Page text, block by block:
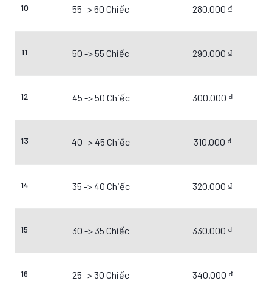
10 55 -> 60 Chiếc 280.000 ₫
11 50 -> 55 Chiếc 290.000 ₫
12 45 -> 50 Chiếc 300.000 ₫
13 40 -> 45 Chiếc 310.000 ₫
14 35 -> 40 Chiếc 320.000 ₫
15 30 -> 35 Chiếc 330.000 ₫
16 25 -> 30 Chiếc 340.000 ₫